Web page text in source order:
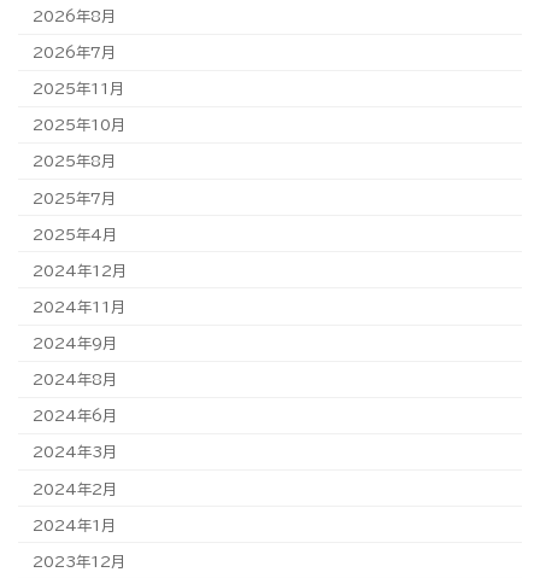
2026年8月
2026年7月
2025年11月
2025年10月
2025年8月
2025年7月
2025年4月
2024年12月
2024年11月
2024年9月
2024年8月
2024年6月
2024年3月
2024年2月
2024年1月
2023年12月